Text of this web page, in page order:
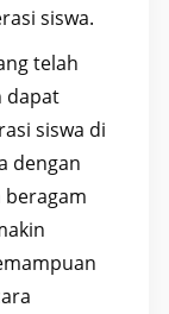
siswa.
telah
dapat
siswa di
dengan
beragam